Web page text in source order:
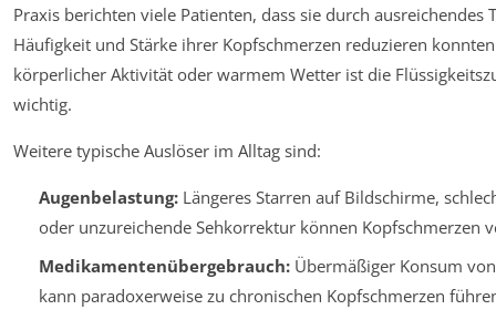
Praxis berichten viele Patienten, dass sie durch ausreichendes
Häufigkeit und Stärke ihrer Kopfschmerzen reduzieren
körperlicher Aktivität oder warmem Wetter ist die
wichtig.
Weitere typische Auslöser im Alltag sind:
Augenbelastung:Längeres Starren auf Bildschirme,
oder unzureichende Sehkorrektur können Kopfschmerzen
Medikamentenübergebrauch:Übermäßiger Konsum
kann paradoxerweise zu chronischen Kopfschmerzen